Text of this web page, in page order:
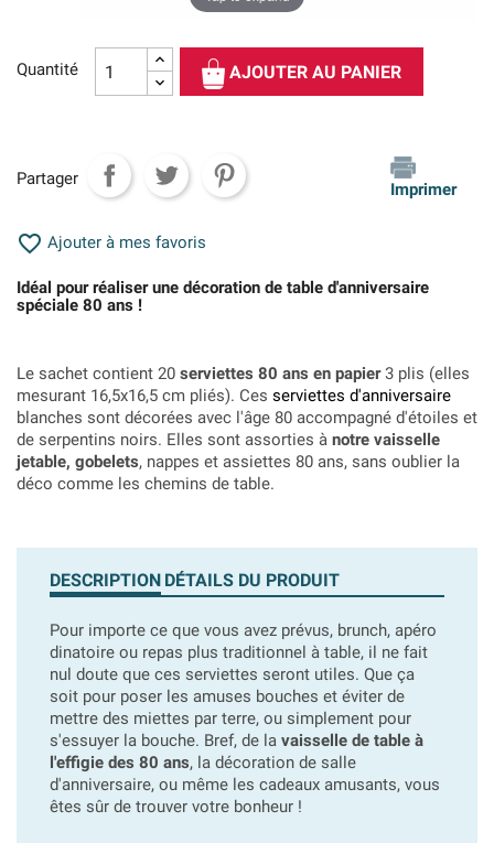
Quantité AJOUTER AU PANIER
Partager
Imprimer
 Ajouter à mes favoris
Idéal pour réaliser une décoration de table d'anniversaire
spéciale 80 ans !
Le sachet contient 20 serviettes 80 ans en papier3 plis (elles
mesurant 16,5x16,5 cm pliés). Ces serviettes d'anniversaire
blanches sont décorées avec l'âge 80 accompagné d'étoiles et
de serpentins noirs. Elles sont assorties à notre vaisselle
jetable, gobelets, nappes et assiettes 80 ans, sans oublier la
déco comme les chemins de table.
DESCRIPTION DÉTAILS DU PRODUIT
Pour importe ce que vous avez prévus, brunch, apéro
dinatoire ou repas plus traditionnel à table, il ne fait
nul doute que ces serviettes seront utiles. Que ça
soit pour poser les amuses bouches et éviter de
mettre des miettes par terre, ou simplement pour
s'essuyer la bouche. Bref, de la vaisselle de table à
l'effigie des 80 ans, la décoration de salle
d'anniversaire, ou même les cadeaux amusants, vous
êtes sûr de trouver votre bonheur !